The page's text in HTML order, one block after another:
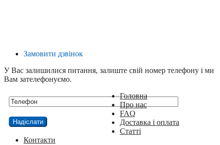
Замовити дзвінок
У Вас залишилися питання, залиште свій номер телефону і ми
Вам зателефонуємо.
Головна
Про нас
FAQ
Доставка і оплата
Статті
Контакти